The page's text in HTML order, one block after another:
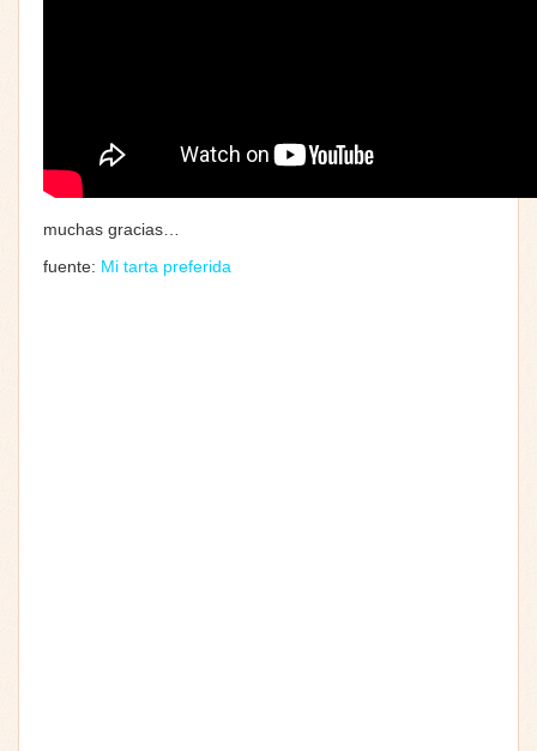
muchas gracias…
fuente: Mi tarta preferida